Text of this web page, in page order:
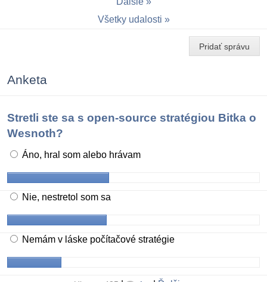
Všetky udalosti
Pridať správu
Anketa
Stretli ste sa s open-source stratégiou Bitka o
Wesnoth?
Áno, hral som alebo hrávam
Nie, nestretol som sa
Nemám v láske počítačové stratégie